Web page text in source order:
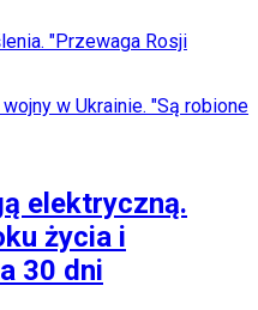
"Przewaga Rosji
w Ukrainie. "Są robione
elektryczną.
życia i
30 dni